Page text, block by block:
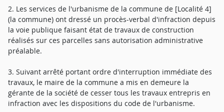
2. Les services de l'urbanisme de la commune de [Localité 4]
(la commune) ont dressé un procès-verbal d'infraction depuis
la voie publique faisant état de travaux de construction
réalisés sur ces parcelles sans autorisation administrative
préalable.
3. Suivant arrêté portant ordre d'interruption immédiate des
travaux, le maire de la commune a mis en demeure la
gérante de la société de cesser tous les travaux entrepris en
infraction avec les dispositions du code de l'urbanisme.